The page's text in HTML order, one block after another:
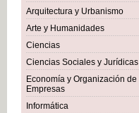
Arquitectura y Urbanismo
Arte y Humanidades
Ciencias
Ciencias Sociales y Jurídicas
Economía y Organización de
Empresas
Informática